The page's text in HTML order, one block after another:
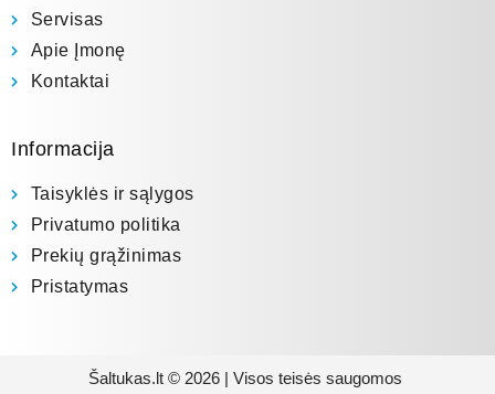
Servisas
Apie Įmonę
Kontaktai
Informacija
Taisyklės ir sąlygos
Privatumo politika
Prekių grąžinimas
Pristatymas
Šaltukas.lt © 2026 | Visos teisės saugomos